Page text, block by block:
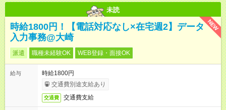
未読
NEW
時給1800円！【電話対応なし×在宅週2】データ
入力事務@大崎
派遣 職種未経験OK WEB登録・面接OK
給与
時給1800円
交通費別途支給あり
交通費 交通費支給